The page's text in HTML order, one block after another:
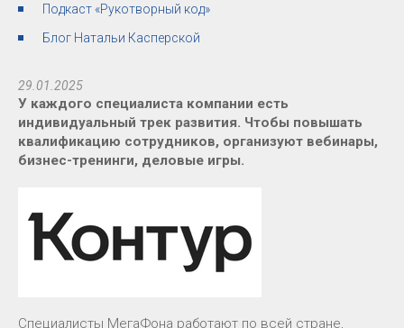
Подкаст «Рукотворный код»
Блог Натальи Касперской
29.01.2025
У каждого специалиста компании есть
индивидуальный трек развития. Чтобы повышать
квалификацию сотрудников, организуют вебинары,
бизнес-тренинги, деловые игры.
Специалисты МегаФона работают по всей стране,